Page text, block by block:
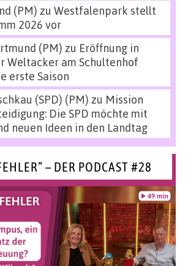
(PM) zu Westfalenpark stellt
2026 vor
(PM) zu Eröffnung in
Weltacker am Schultenhof
erste Saison
(SPD) (PM) zu Mission
Die SPD möchte mit
neuen Ideen in den Landtag
– DER PODCAST #28